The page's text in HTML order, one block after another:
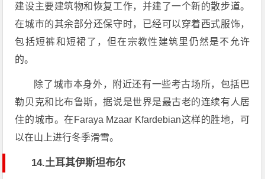
建设主要建筑物和恢复工作，并建了一个新的散步道。
在城市的其余部分还保守时，已经可以穿着西式服饰，
包括短裤和短裙了，但在宗教性建筑里仍然是不允许
的。
除了城市本身外，附近还有一些考古场所，包括巴
勒贝克和比布鲁斯，据说是世界是最古老的连续有人居
住的城市。在Faraya Mzaar Kfardebian这样的胜地，可
以在山上进行冬季滑雪。
14.土耳其伊斯坦布尔